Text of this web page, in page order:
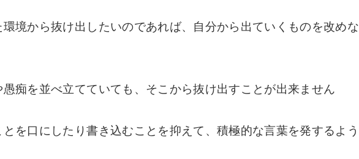
境から抜け出したいのであれば、自分から出ていくものを改めな
痴を並べ立てていても、そこから抜け出すことが出来ません
とを口にしたり書き込むことを抑えて、積極的な言葉を発するよう